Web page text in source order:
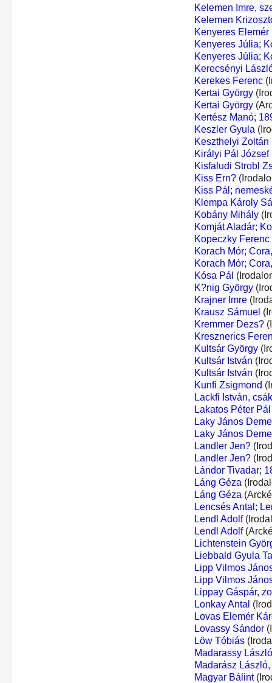
Kelemen Imre,
Kelemen
Kenyeres Elemér
Kenyeres Júlia;
Kenyeres Júlia;
Kerecsényi
Kerekes Ferenc
Kertai György
Kertai György
Kertész Manó;
Keszler Gyula
Keszthelyi Zoltán
Királyi Pál József
Kisfaludi Strobl
Kiss Ern?
Kiss Pál;
Klempa Károly
Kobány Mihály
Komját Aladár;
Kopeczky Ferenc
Korach Mór;
Korach Mór;
Kósa Pál
K?nig György
Krajner Imre
Krausz Sámuel
Kremmer Dezs?
Kresznerics
Kultsár György
Kultsár István
Kultsár István
Kunfi Zsigmond
Lackfi István,
Lakatos Péter Pál
Laky János
Laky János
Landler Jen?
Landler Jen?
Lándor Tivadar;
Láng Géza
Láng Géza
Lencsés Antal;
Lendl Adolf
Lendl Adolf
Lichtenstein
Liebbald Gyula
Lipp Vilmos
Lipp Vilmos
Lippay Gáspár,
Lonkay Antal
Lovas Elemér
Lovassy Sándor
Löw Tóbiás
Madarassy
Madarász
Magyar Bálint